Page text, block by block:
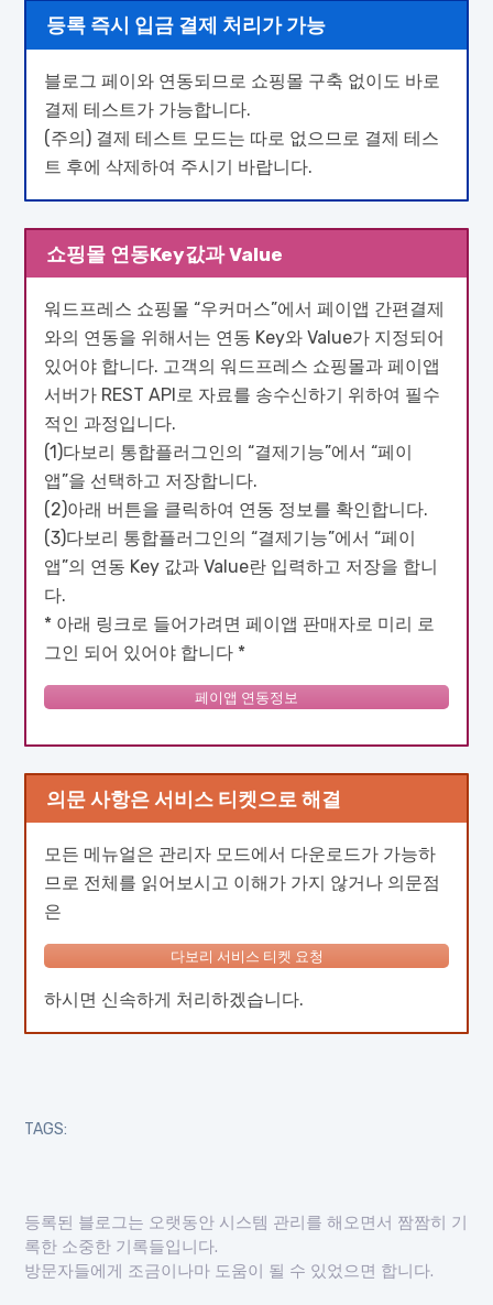
등록 즉시 입금 결제 처리가 가능
블로그 페이와 연동되므로 쇼핑몰 구축 없이도 바로
결제 테스트가 가능합니다.
(주의) 결제 테스트 모드는 따로 없으므로 결제 테스
트 후에 삭제하여 주시기 바랍니다.
쇼핑몰 연동Key값과 Value
워드프레스 쇼핑몰 “우커머스”에서 페이앱 간편결제
와의 연동을 위해서는 연동 Key와 Value가 지정되어
있어야 합니다. 고객의 워드프레스 쇼핑몰과 페이앱
서버가 REST API로 자료를 송수신하기 위하여 필수
적인 과정입니다.
(1)다보리 통합플러그인의 “결제기능”에서 “페이
앱”을 선택하고 저장합니다.
(2)아래 버튼을 클릭하여 연동 정보를 확인합니다.
(3)다보리 통합플러그인의 “결제기능”에서 “페이
앱”의 연동 Key 값과 Value란 입력하고 저장을 합니
다.
* 아래 링크로 들어가려면 페이앱 판매자로 미리 로
그인 되어 있어야 합니다 *
페이앱 연동정보
의문 사항은 서비스 티켓으로 해결
모든 메뉴얼은 관리자 모드에서 다운로드가 가능하
므로 전체를 읽어보시고 이해가 가지 않거나 의문점
은
다보리 서비스 티켓 요청
하시면 신속하게 처리하겠습니다.
TAGS:
등록된 블로그는 오랫동안 시스템 관리를 해오면서 짬짬히 기
록한 소중한 기록들입니다.
방문자들에게 조금이나마 도움이 될 수 있었으면 합니다.